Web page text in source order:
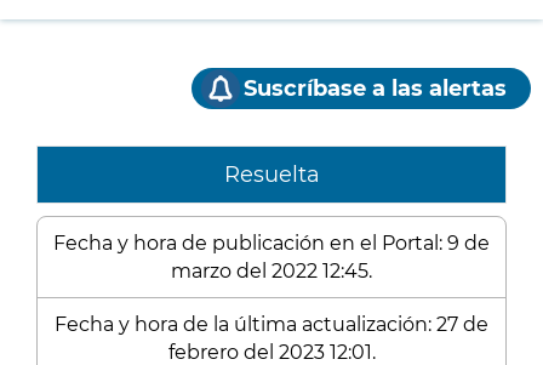
Suscríbase a las alertas
Resuelta
Fecha y hora de publicación en el Portal: 9 de
marzo del 2022 12:45.
Fecha y hora de la última actualización: 27 de
febrero del 2023 12:01.